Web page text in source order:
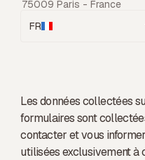
75009 Paris - France
FR
Les données collectées
formulaires sont
contacter et vous
utilisées exclusivement à